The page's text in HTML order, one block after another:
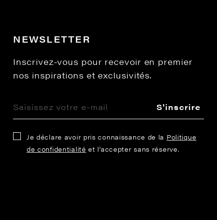
NEWSLETTER
Inscrivez-vous pour recevoir en premier
nos inspirations et exclusivités.
S'inscrire
Je déclare avoir pris connaissance de la Politique
de confidentialité et l’accepter sans réserve.